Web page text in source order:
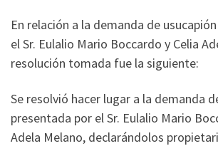
En relación a la demanda de
el Sr. Eulalio Mario Boccardo y Celia
resolución tomada fue la siguiente:
Se resolvió hacer lugar a la demanda
presentada por el Sr. Eulalio Mario
Adela Melano, declarándolos